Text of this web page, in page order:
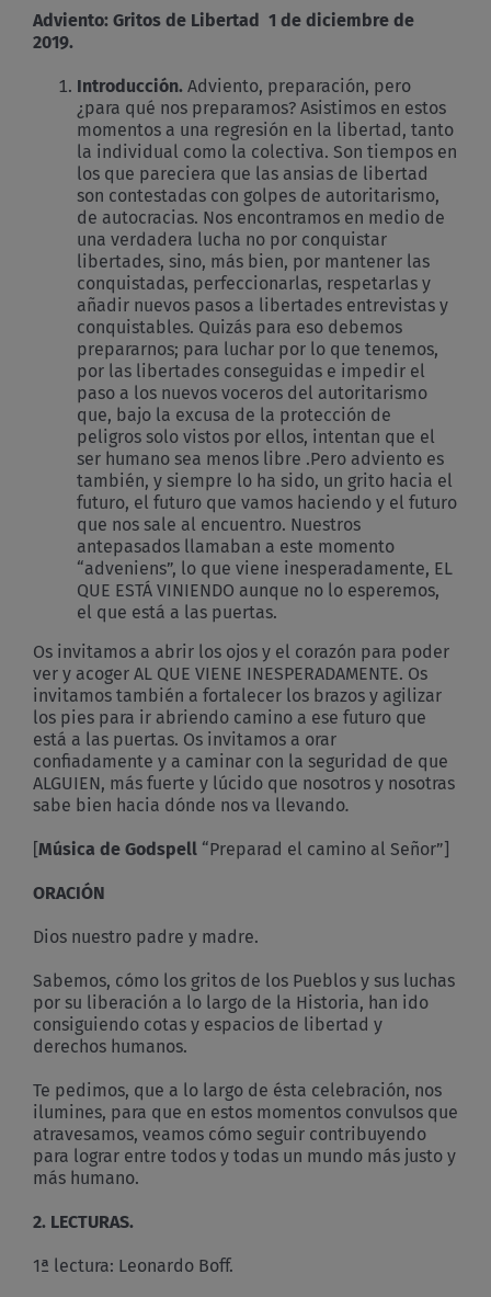
Adviento: Gritos de Libertad 1 de diciembre de
2019.
Introducción. Adviento, preparación, pero
¿para qué nos preparamos? Asistimos en estos
momentos a una regresión en la libertad, tanto
la individual como la colectiva. Son tiempos en
los que pareciera que las ansias de libertad
son contestadas con golpes de autoritarismo,
de autocracias. Nos encontramos en medio de
una verdadera lucha no por conquistar
libertades, sino, más bien, por mantener las
conquistadas, perfeccionarlas, respetarlas y
añadir nuevos pasos a libertades entrevistas y
conquistables. Quizás para eso debemos
prepararnos; para luchar por lo que tenemos,
por las libertades conseguidas e impedir el
paso a los nuevos voceros del autoritarismo
que, bajo la excusa de la protección de
peligros solo vistos por ellos, intentan que el
ser humano sea menos libre .Pero adviento es
también, y siempre lo ha sido, un grito hacia el
futuro, el futuro que vamos haciendo y el futuro
que nos sale al encuentro. Nuestros
antepasados llamaban a este momento
“adveniens”, lo que viene inesperadamente, EL
QUE ESTÁ VINIENDO aunque no lo esperemos,
el que está a las puertas.
Os invitamos a abrir los ojos y el corazón para poder
ver y acoger AL QUE VIENE INESPERADAMENTE. Os
invitamos también a fortalecer los brazos y agilizar
los pies para ir abriendo camino a ese futuro que
está a las puertas. Os invitamos a orar
confiadamente y a caminar con la seguridad de que
ALGUIEN, más fuerte y lúcido que nosotros y nosotras
sabe bien hacia dónde nos va llevando.
[Música de Godspell “Preparad el camino al Señor”]
ORACIÓN
Dios nuestro padre y madre.
Sabemos, cómo los gritos de los Pueblos y sus luchas
por su liberación a lo largo de la Historia, han ido
consiguiendo cotas y espacios de libertad y
derechos humanos.
Te pedimos, que a lo largo de ésta celebración, nos
ilumines, para que en estos momentos convulsos que
atravesamos, veamos cómo seguir contribuyendo
para lograr entre todos y todas un mundo más justo y
más humano.
2. LECTURAS.
1ª lectura: Leonardo Boff.